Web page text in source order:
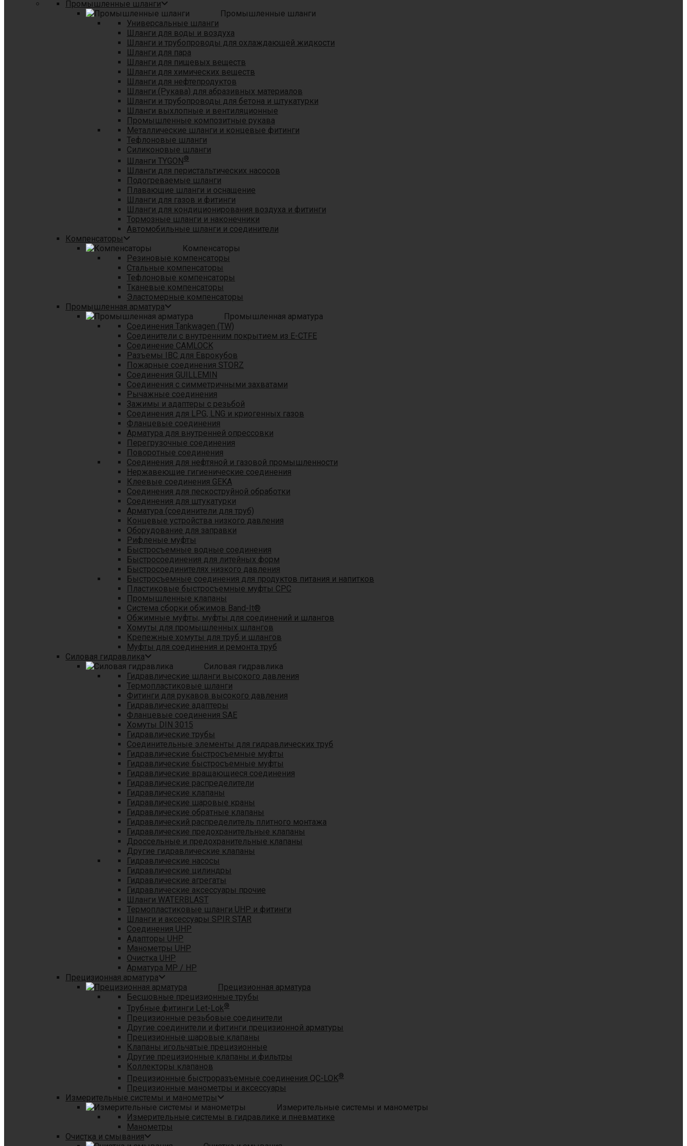
Промышленные шланги
Промышленные шланги
Универсальные шланги
Шланги для воды и воздуха
Шланги и трубопроводы для охлаждающей жидкости
Шланги для пара
Шланги для пищевых веществ
Шланги для химических веществ
Шланги для нефтепродуктов
Шланги (Рукава) для абразивных материалов
Шланги и трубопроводы для бетона и штукатурки
Шланги выхлопные и вентиляционные
Промышленные композитные рукава
Металлические шланги и концевые фитинги
Тефлоновые шланги
Силиконовые шланги
Шланги TYGON®
Шланги для перистальтических насосов
Подогреваемые шланги
Плавающие шланги и оснащение
Шланги для газов и фитинги
Шланги для кондиционирования воздуха и фитинги
Тормозные шланги и наконечники
Автомобильные шланги и соединители
Компенсаторы
Компенсаторы
Резиновые компенсаторы
Стальные компенсаторы
Тефлоновые компенсаторы
Тканевые компенсаторы
Эластомерные компенсаторы
Промышленная арматура
Промышленная арматура
Соединения Tankwagen (TW)
Соединители с внутренним покрытием из E-CTFE
Соединение CAMLOCK
Разъемы IBC для Еврокубов
Пожарные соединения STORZ
Соединения GUILLEMIN
Соединения с симметричными захватами
Рычажные соединения
Зажимы и адаптеры с резьбой
Соединения для LPG, LNG и криогенных газов
Фланцевые соединения
Арматура для внутренней опрессовки
Перегрузочные соединения
Поворотные соединения
Соединения для нефтяной и газовой промышленности
Нержавеющие гигиенические соединения
Клеевые соединения GEKA
Соединения для пескоструйной обработки
Cоединения для штукатурки
Арматура (соединители для труб)
Концевые устройства низкого давления
Оборудование для заправки
Рифленые муфты
Быстросъемные водные соединения
Быстросоединения для литейных форм
Быстросоединителях низкого давления
Быстросъемные соединения для продуктов питания и напитков
Пластиковые быстросъемные муфты CPC
Промышленные клапаны
Система сборки обжимов Band-It®
Обжимные муфты, муфты для соединений и шлангов
Хомуты для промышленных шлангов
Крепежные хомуты для труб и шлангов
Муфты для соединения и ремонта труб
Силовая гидравлика
Силовая гидравлика
Гидравлические шланги высокого давления
Термопластиковые шланги
Фитинги для рукавов высокого давления
Гидравлические адаптеры
Фланцевые соединения SAE
Хомуты DIN 3015
Гидравлические трубы
Соединительные элементы для гидравлических труб
Гидравлические быстросъемные муфты
Гидравлические быстросъемные муфты
Гидравлические вращающиеся соединения
Гидравлические распределители
Гидравлические клапаны
Гидравлические шаровые краны
Гидравлические обратные клапаны
Гидравлический распределитель плитного монтажа
Гидравлические предохранительные клапаны
Дроссельные и предохранительные клапаны
Другие гидравлические клапаны
Гидравлические насосы
Гидравлические цилиндры
Гидравлические агрегаты
Гидравлические аксессуары прочие
Шланги WATERBLAST
Термопластиковые шланги UHP и фитинги
Шланги и аксессуары SPIR STAR
Соединения UHP
Адапторы UHP
Манометры UHP
Очистка UHP
Арматура MP / HP
Прецизионная арматура
Прецизионная арматура
Бесшовные прецизионные трубы
Трубные фитинги Let-Lok®
Прецизионные резьбовые соединители
Другие соединители и фитинги прецизионной арматуры
Прецизионные шаровые клапаны
Клапаны игольчатые прецизионные
Другие прецизионные клапаны и фильтры
Коллекторы клапанов
Прецизионные быстроразъемные соединения QC-LOK®
Прецизионные манометры и аксессуары
Измерительные системы и манометры
Измерительные системы и манометры
Измерительные системы в гидравлике и пневматике
Манометры
Очистка и смывания